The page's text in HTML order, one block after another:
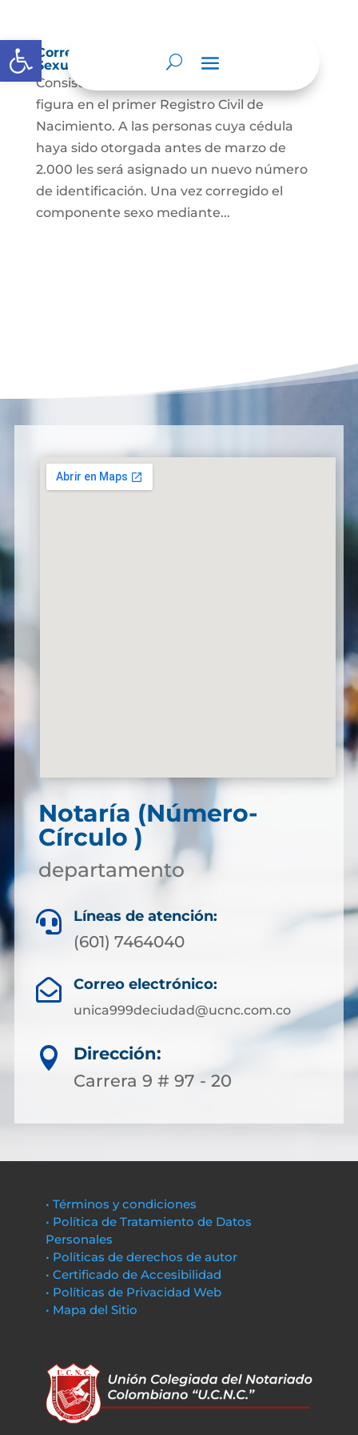
Abrir barra de herramientas
Corrección Componente de Identidad
Sexual en el Registro Civil de Nacimiento
Consiste en el cambio legal del sexo que
figura en el primer Registro Civil de
Nacimiento. A las personas cuya cédula
haya sido otorgada antes de marzo de
2.000 les será asignado un nuevo número
de identificación. Una vez corregido el
componente sexo mediante...
Notaría (Número-
Círculo )
departamento
 Líneas de atención:
(601) 7464040
 Correo electrónico:
unica999deciudad@ucnc.com.co

Dirección:
Carrera 9 # 97 - 20
• Términos y condiciones
• Política de Tratamiento de Datos
Personales
• Políticas de derechos de autor
• Certificado de Accesibilidad
• Políticas de Privacidad Web
• Mapa del Sitio